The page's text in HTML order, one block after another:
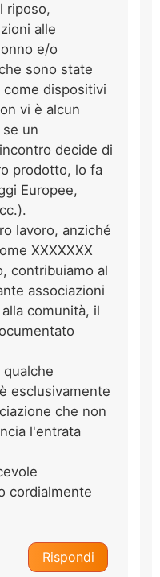
riposo,
alle
e/o
sono state
dispositivi
vi è alcun
un
decide di
prodotto, lo fa
Europee,
lavoro, anziché
XXXXXXX
contribuiamo al
associazioni
comunità, il
esclusivamente
che non
l'entrata
cordialmente
Rispondi